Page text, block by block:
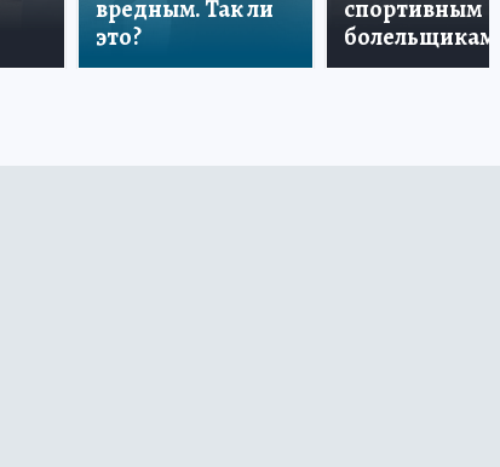
вредным. Так ли
это?
спортивным
болельщикам